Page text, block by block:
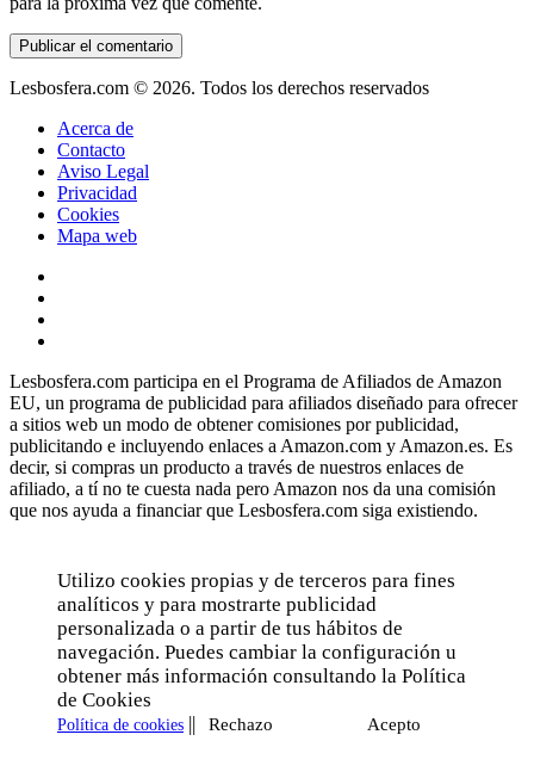
Lesbosfera.com © 2026. Todos los derechos reservados
Acerca de
Contacto
Aviso Legal
Privacidad
Cookies
Mapa web
Lesbosfera.com participa en el Programa de Afiliados de Amazon
EU, un programa de publicidad para afiliados diseñado para ofrecer
a sitios web un modo de obtener comisiones por publicidad,
publicitando e incluyendo enlaces a Amazon.com y Amazon.es. Es
decir, si compras un producto a través de nuestros enlaces de
afiliado, a tí no te cuesta nada pero Amazon nos da una comisión
que nos ayuda a financiar que Lesbosfera.com siga existiendo.
Utilizo cookies propias y de terceros para fines
analíticos y para mostrarte publicidad
personalizada o a partir de tus hábitos de
navegación. Puedes cambiar la configuración u
obtener más información consultando la Política
de Cookies
Política de cookies || Rechazo Acepto